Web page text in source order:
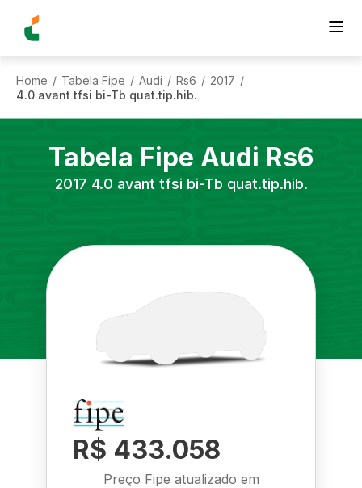
Home / Tabela Fipe / Audi / Rs6 / 2017 /
4.0 avant tfsi bi-Tb quat.tip.hib.
Tabela Fipe Audi Rs6
2017 4.0 avant tfsi bi-Tb quat.tip.hib.
R$ 433.058
Preço Fipe atualizado em